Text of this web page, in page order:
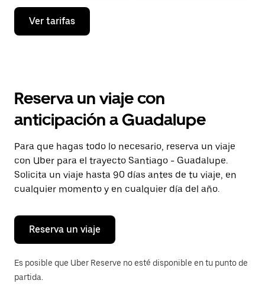
Presiona
flecha
el
y
selecciona
una
fecha.
Presiona
la
tecla Esc
para
el
calendario.
Ver tarifas
Reserva un viaje con
anticipación a Guadalupe
Para que hagas todo lo necesario, reserva un viaje
con Uber para el trayecto Santiago - Guadalupe.
Solicita un viaje hasta 90 días antes de tu viaje, en
cualquier momento y en cualquier día del año.
Reserva un viaje
Es posible que Uber Reserve no esté disponible en tu punto de
partida.